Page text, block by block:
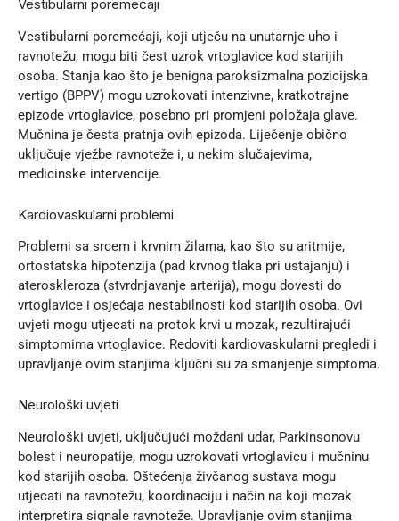
Vestibularni poremećaji
Vestibularni poremećaji, koji utječu na unutarnje uho i
ravnotežu, mogu biti čest uzrok vrtoglavice kod starijih
osoba. Stanja kao što je benigna paroksizmalna pozicijska
vertigo (BPPV) mogu uzrokovati intenzivne, kratkotrajne
epizode vrtoglavice, posebno pri promjeni položaja glave.
Mučnina je česta pratnja ovih epizoda. Liječenje obično
uključuje vježbe ravnoteže i, u nekim slučajevima,
medicinske intervencije.
Kardiovaskularni problemi
Problemi sa srcem i krvnim žilama, kao što su aritmije,
ortostatska hipotenzija (pad krvnog tlaka pri ustajanju) i
ateroskleroza (stvrdnjavanje arterija), mogu dovesti do
vrtoglavice i osjećaja nestabilnosti kod starijih osoba. Ovi
uvjeti mogu utjecati na protok krvi u mozak, rezultirajući
simptomima vrtoglavice. Redoviti kardiovaskularni pregledi i
upravljanje ovim stanjima ključni su za smanjenje simptoma.
Neurološki uvjeti
Neurološki uvjeti, uključujući moždani udar, Parkinsonovu
bolest i neuropatije, mogu uzrokovati vrtoglavicu i mučninu
kod starijih osoba. Oštećenja živčanog sustava mogu
utjecati na ravnotežu, koordinaciju i način na koji mozak
interpretira signale ravnoteže. Upravljanje ovim stanjima